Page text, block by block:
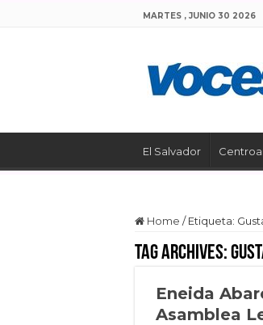
MARTES , JUNIO 30 2026
El Salvador
Home / Etiqueta:
Tag Archives:
Eneida
Asamblea